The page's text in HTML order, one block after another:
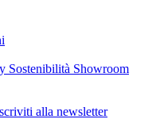
Sostenibilità Showroom
alla newsletter